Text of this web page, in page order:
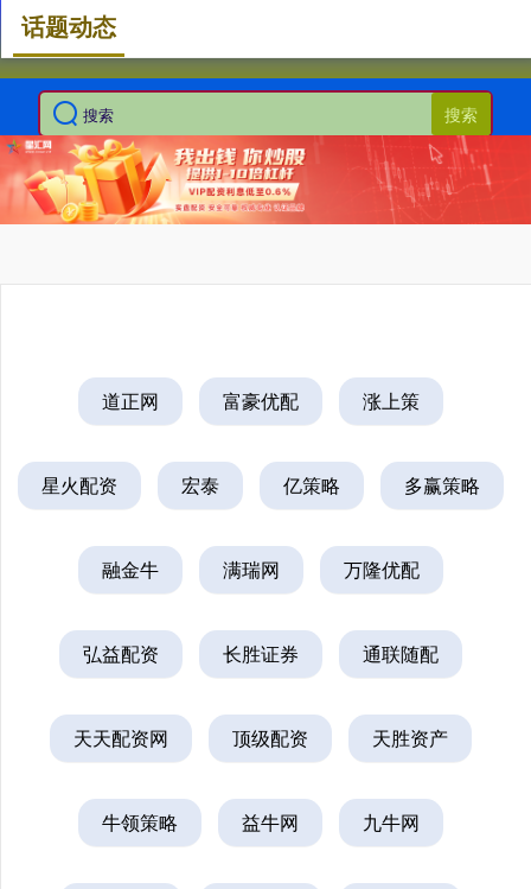
搜索
话题动态
道正网 富豪优配 涨上策
星火配资 宏泰 亿策略 多赢策略
融金牛 满瑞网 万隆优配
弘益配资 长胜证券 通联随配
天天配资网 顶级配资 天胜资产
牛领策略 益牛网 九牛网